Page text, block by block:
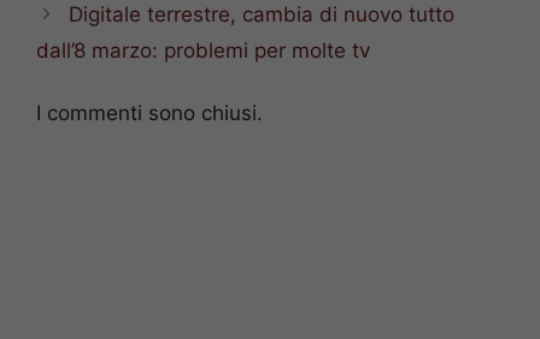
Digitale terrestre, cambia di nuovo tutto
dall’8 marzo: problemi per molte tv
I commenti sono chiusi.